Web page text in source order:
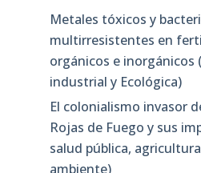
Metales tóxicos y
multirresistentes en
orgánicos e inorgánicos
industrial y Ecológica)
El colonialismo invasor
Rojas de Fuego y sus
salud pública,
ambiente)